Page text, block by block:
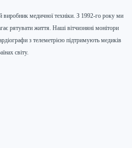
виробник медичної техніки. З 1992-го року ми
рятувати життя. Наші вітчизняні монітори
з телеметрією підтримують медиків
світу.